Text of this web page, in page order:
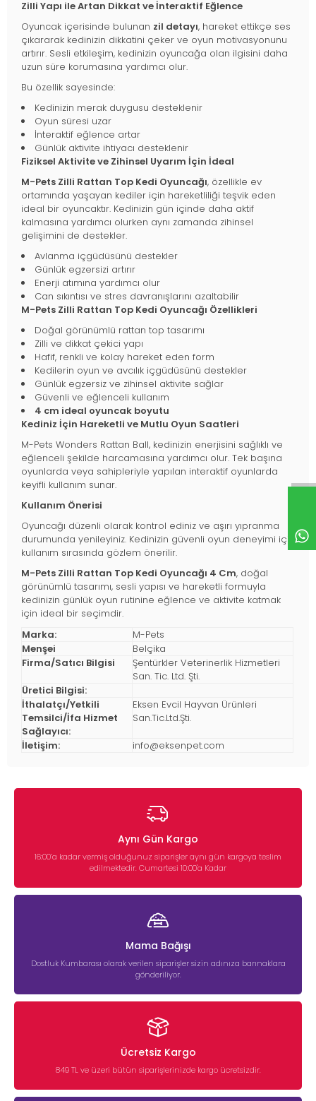
Zilli Yapı ile Artan Dikkat ve İnteraktif Eğlence
Oyuncak içerisinde bulunan zil detayı, hareket ettikçe ses
çıkararak kedinizin dikkatini çeker ve oyun motivasyonunu
artırır. Sesli etkileşim, kedinizin oyuncağa olan ilgisini daha
uzun süre korumasına yardımcı olur.
Bu özellik sayesinde:
Kedinizin merak duygusu desteklenir
Oyun süresi uzar
İnteraktif eğlence artar
Günlük aktivite ihtiyacı desteklenir
Fiziksel Aktivite ve Zihinsel Uyarım İçin İdeal
M-Pets Zilli Rattan Top Kedi Oyuncağı, özellikle ev
ortamında yaşayan kediler için hareketliliği teşvik eden
ideal bir oyuncaktır. Kedinizin gün içinde daha aktif
kalmasına yardımcı olurken aynı zamanda zihinsel
gelişimini de destekler.
Avlanma içgüdüsünü destekler
Günlük egzersizi artırır
Enerji atımına yardımcı olur
Can sıkıntısı ve stres davranışlarını azaltabilir
M-Pets Zilli Rattan Top Kedi Oyuncağı Özellikleri
Doğal görünümlü rattan top tasarımı
Zilli ve dikkat çekici yapı
Hafif, renkli ve kolay hareket eden form
Kedilerin oyun ve avcılık içgüdüsünü destekler
Günlük egzersiz ve zihinsel aktivite sağlar
Güvenli ve eğlenceli kullanım
4 cm ideal oyuncak boyutu
Kediniz İçin Hareketli ve Mutlu Oyun Saatleri
M-Pets Wonders Rattan Ball, kedinizin enerjisini sağlıklı ve
eğlenceli şekilde harcamasına yardımcı olur. Tek başına
oyunlarda veya sahipleriyle yapılan interaktif oyunlarda
keyifli kullanım sunar.
Kullanım Önerisi
Oyuncağı düzenli olarak kontrol ediniz ve aşırı yıpranma
durumunda yenileyiniz. Kedinizin güvenli oyun deneyimi için
kullanım sırasında gözlem önerilir.
M-Pets Zilli Rattan Top Kedi Oyuncağı 4 Cm, doğal
görünümlü tasarımı, sesli yapısı ve hareketli formuyla
kedinizin günlük oyun rutinine eğlence ve aktivite katmak
için ideal bir seçimdir.
Marka:
M-Pets
Menşei
Belçika
Firma/Satıcı Bilgisi
Şentürkler Veterinerlik Hizmetleri
San. Tic. Ltd. Şti.
Üretici Bilgisi:
İthalatçı/Yetkili
Temsilci/İfa Hizmet
Sağlayıcı:
Eksen Evcil Hayvan Ürünleri
San.Tic.Ltd.Şti.
İletişim: info@eksenpet.com
Aynı Gün Kargo
16:00’a kadar vermiş olduğunuz siparişler aynı gün kargoya teslim
edilmektedir. Cumartesi 10:00'a Kadar
Mama Bağışı
Dostluk Kumbarası olarak verilen siparişler sizin adınıza barınaklara
gönderiliyor.
Ücretsiz Kargo
849 TL ve üzeri bütün siparişlerinizde kargo ücretsizdir.